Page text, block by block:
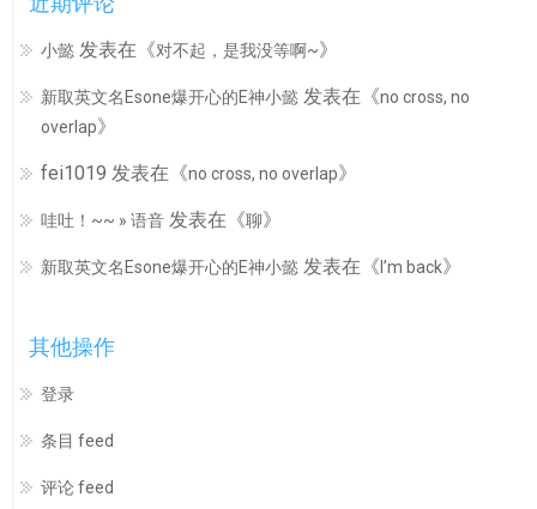
小懿 发表在《对不起，是我没等啊~》
新取英文名Esone爆开心的E神小懿 发表在《no cross, no
overlap》
fei1019 发表在《no cross, no overlap》
哇吐！~~ » 语音 发表在《聊》
新取英文名Esone爆开心的E神小懿 发表在《 I’m back》
其他操作
登录
条目 feed
评论 feed